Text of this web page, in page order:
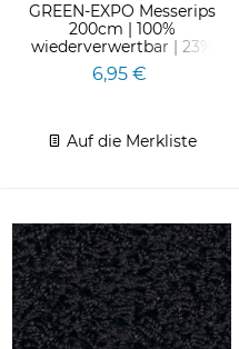
GREEN-EXPO Messerips
200cm | 100%
wiederverwertbar | 23%
weniger CO2 in der
Herstellung
6,95 €
Auf die Merkliste